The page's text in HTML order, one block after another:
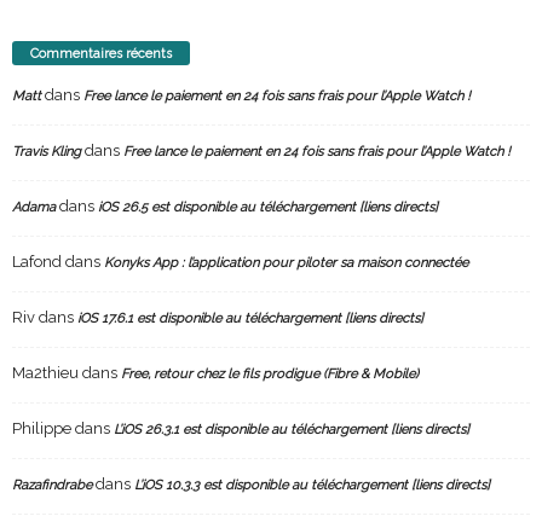
Commentaires récents
Mattdans Free lance le paiement en 24 fois sans frais pour l’Apple Watch !
Travis Klingdans Free lance le paiement en 24 fois sans frais pour l’Apple Watch !
Adamadans iOS 26.5 est disponible au téléchargement [liens directs]
Lafond dans Konyks App : l’application pour piloter sa maison connectée
Riv dans iOS 17.6.1 est disponible au téléchargement [liens directs]
Ma2thieu dans Free, retour chez le fils prodigue (Fibre & Mobile)
Philippe dans L’iOS 26.3.1 est disponible au téléchargement [liens directs]
Razafindrabedans L’iOS 10.3.3 est disponible au téléchargement [liens directs]